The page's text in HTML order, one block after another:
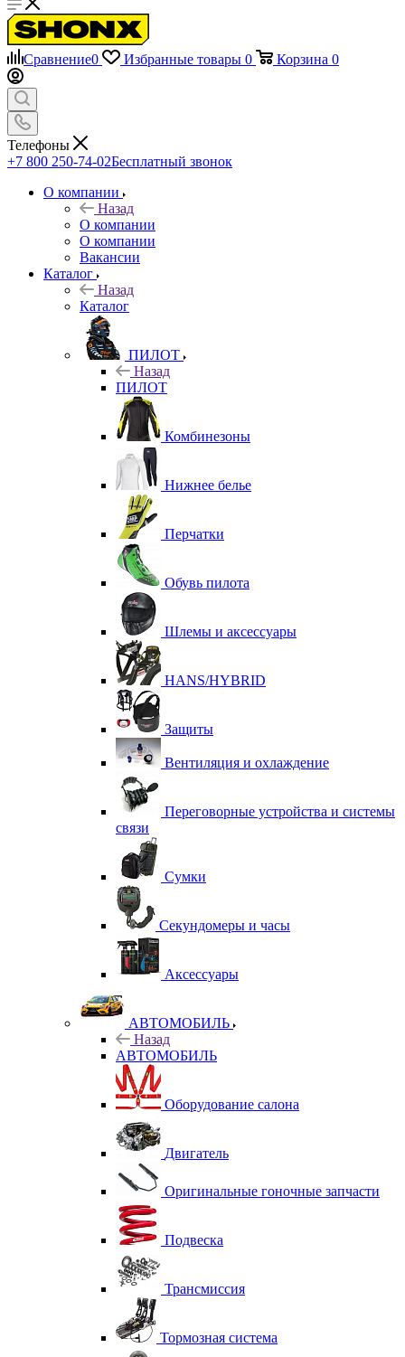
Сравнение0 Избранные товары 0 Корзина 0
Телефоны
+7 800 250-74-02Бесплатный звонок
О компании
Назад
О компании
О компании
Вакансии
Каталог
Назад
Каталог
ПИЛОТ
Назад
ПИЛОТ
Комбинезоны
Нижнее белье
Перчатки
Обувь пилота
Шлемы и аксессуары
HANS/HYBRID
Защиты
Вентиляция и охлаждение
Переговорные устройства и системы
связи
Сумки
Секундомеры и часы
Аксессуары
АВТОМОБИЛЬ
Назад
АВТОМОБИЛЬ
Оборудование салона
Двигатель
Оригинальные гоночные запчасти
Подвеска
Трансмиссия
Тормозная система